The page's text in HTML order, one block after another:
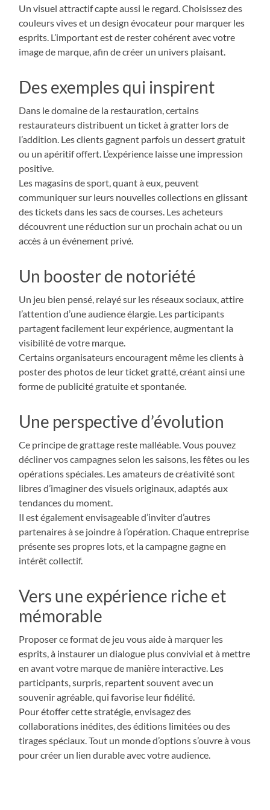
Un visuel attractif capte aussi le regard. Choisissez des
couleurs vives et un design évocateur pour marquer les
esprits. L’important est de rester cohérent avec votre
image de marque, afin de créer un univers plaisant.
Des exemples qui inspirent
Dans le domaine de la restauration, certains
restaurateurs distribuent un ticket à gratter lors de
l’addition. Les clients gagnent parfois un dessert gratuit
ou un apéritif offert. L’expérience laisse une impression
positive.
Les magasins de sport, quant à eux, peuvent
communiquer sur leurs nouvelles collections en glissant
des tickets dans les sacs de courses. Les acheteurs
découvrent une réduction sur un prochain achat ou un
accès à un événement privé.
Un booster de notoriété
Un jeu bien pensé, relayé sur les réseaux sociaux, attire
l’attention d’une audience élargie. Les participants
partagent facilement leur expérience, augmentant la
visibilité de votre marque.
Certains organisateurs encouragent même les clients à
poster des photos de leur ticket gratté, créant ainsi une
forme de publicité gratuite et spontanée.
Une perspective d’évolution
Ce principe de grattage reste malléable. Vous pouvez
décliner vos campagnes selon les saisons, les fêtes ou les
opérations spéciales. Les amateurs de créativité sont
libres d’imaginer des visuels originaux, adaptés aux
tendances du moment.
Il est également envisageable d’inviter d’autres
partenaires à se joindre à l’opération. Chaque entreprise
présente ses propres lots, et la campagne gagne en
intérêt collectif.
Vers une expérience riche et
mémorable
Proposer ce format de jeu vous aide à marquer les
esprits, à instaurer un dialogue plus convivial et à mettre
en avant votre marque de manière interactive. Les
participants, surpris, repartent souvent avec un
souvenir agréable, qui favorise leur fidélité.
Pour étoffer cette stratégie, envisagez des
collaborations inédites, des éditions limitées ou des
tirages spéciaux. Tout un monde d’options s’ouvre à vous
pour créer un lien durable avec votre audience.